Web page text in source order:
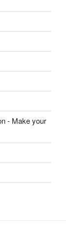
- Make your